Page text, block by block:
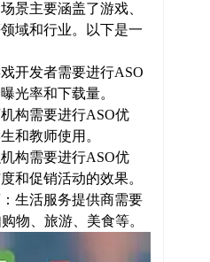
主要涵盖了游戏、
域和行业。以下是一
发者需要进行ASO
光率和下载量。
需要进行ASO优
和教师使用。
需要进行ASO优
和促销活动的效果。
活服务提供商需要
物、旅游、美食等。